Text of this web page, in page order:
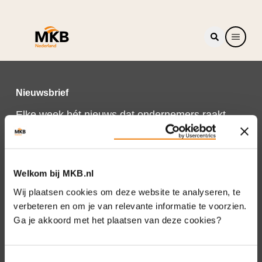
Welkom bij MKB.nl
Wij plaatsen cookies om deze website te analyseren, te
verbeteren en om je van relevante informatie te voorzien.
Ga je akkoord met het plaatsen van deze cookies?
Nieuwsbrief
Elke week hét nieuws dat ondernemers raakt.
Schrijf je nu in voor de MKB-Nederland
nieuwsbrief.
Schrijf je in
Direct naar
Over ons